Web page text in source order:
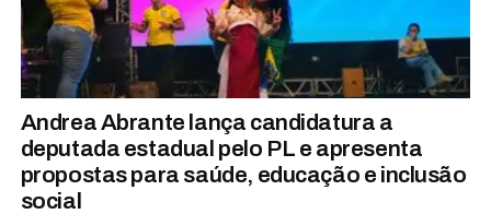
Andrea Abrante lança candidatura a
deputada estadual pelo PL e apresenta
propostas para saúde, educação e inclusão
social